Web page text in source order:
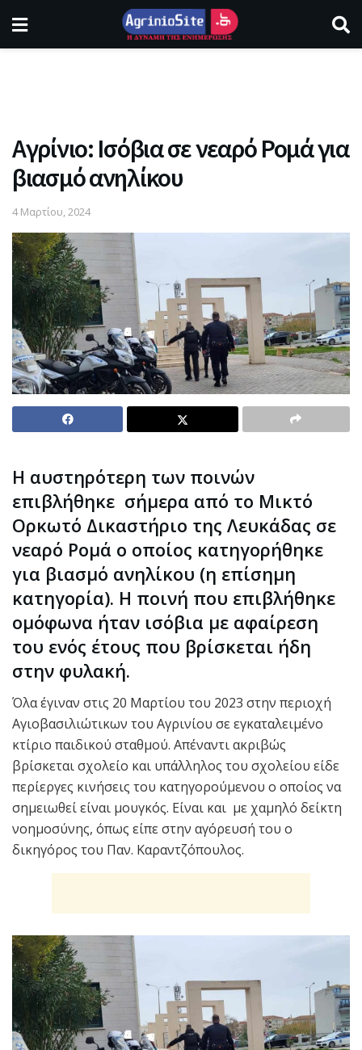
Αγρίνιο: Ισόβια σε νεαρό Ρομά για
βιασμό ανηλίκου
4 Μαρτίου, 2024
Η αυστηρότερη των ποινών
επιβλήθηκε σήμερα από το Μικτό
Ορκωτό Δικαστήριο της Λευκάδας σε
νεαρό Ρομά ο οποίος κατηγορήθηκε
για βιασμό ανηλίκου (η επίσημη
κατηγορία). Η ποινή που επιβλήθηκε
ομόφωνα ήταν ισόβια με αφαίρεση
του ενός έτους που βρίσκεται ήδη
στην φυλακή.
Όλα έγιναν στις 20 Μαρτίου του 2023 στην περιοχή
Αγιοβασιλιώτικων του Αγρινίου σε εγκαταλειμένο
κτίριο παιδικού σταθμού. Απέναντι ακριβώς
βρίσκεται σχολείο και υπάλληλος του σχολείου είδε
περίεργες κινήσεις του κατηγορούμενου ο οποίος να
σημειωθεί είναι μουγκός. Είναι και με χαμηλό δείκτη
νοημοσύνης, όπως είπε στην αγόρευσή του ο
δικηγόρος του Παν. Καραντζόπουλος.